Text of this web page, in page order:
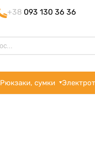
+38 093 130 36 36
Рюкзаки, сумки